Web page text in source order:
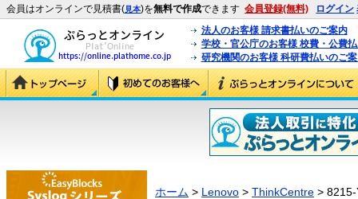
会員はオンラインで見積書(見本)を無料で作成できます 会員登録(無料) ログイン
法人のお客様 請求書払いのご案内
学校・官公庁のお客様 校費・公費
研究機関のお客様 科研費払いのご
ホーム > Lenovo > ThinkCentre >